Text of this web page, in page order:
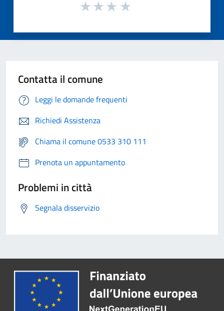
Contatta il comune
Leggi le domande frequenti
Richiedi Assistenza
Chiama il comune 0533 310 111
Prenota un appuntamento
Problemi in città
Segnala disservizio